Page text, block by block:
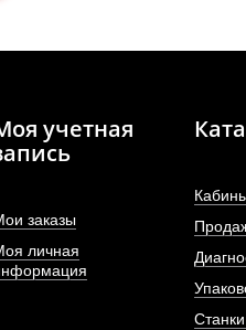
учетная
заказы
личная